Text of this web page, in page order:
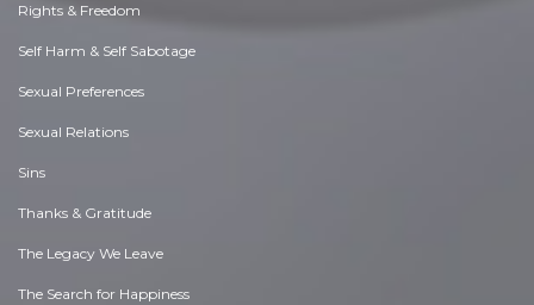
Rights & Freedom
Self Harm & Self Sabotage
Sexual Preferences
Sexual Relations
Sins
Thanks & Gratitude
The Legacy We Leave
The Search for Happiness